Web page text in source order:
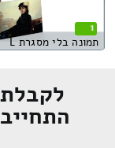
1
תמונה בלי מסגרת L